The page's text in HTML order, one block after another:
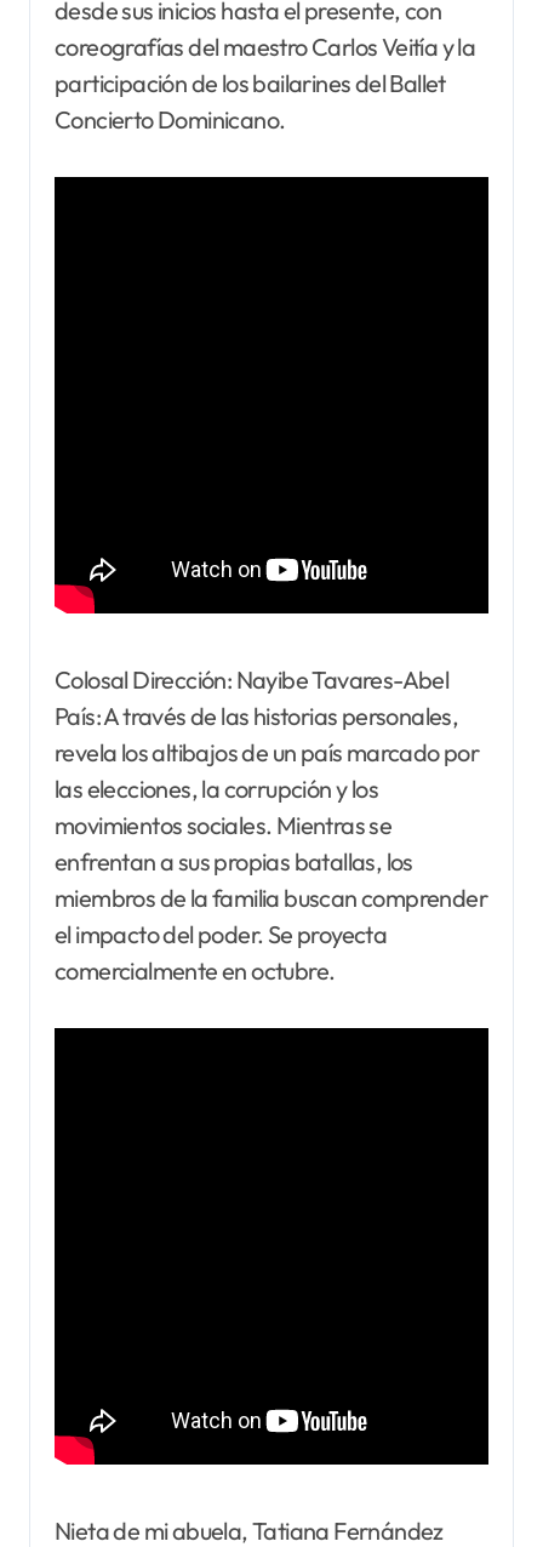
desde sus inicios hasta el presente, con
coreografías del maestro Carlos Veitía y la
participación de los bailarines del Ballet
Concierto Dominicano.
Colosal Dirección: Nayibe Tavares-Abel
País: A través de las historias personales,
revela los altibajos de un país marcado por
las elecciones, la corrupción y los
movimientos sociales. Mientras se
enfrentan a sus propias batallas, los
miembros de la familia buscan comprender
el impacto del poder. Se proyecta
comercialmente en octubre.
Nieta de mi abuela, Tatiana Fernández